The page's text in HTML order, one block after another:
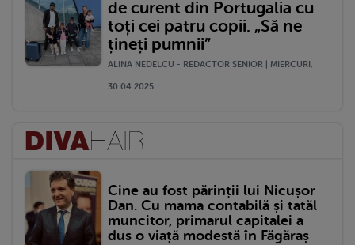
de curent din Portugalia cu
toți cei patru copii. „Să ne
țineți pumnii”
ALINA NEDELCU - REDACTOR SENIOR | MIERCURI,
30.04.2025
Cine au fost părinții lui Nicușor
Dan. Cu mama contabilă și tatăl
muncitor, primarul capitalei a
dus o viață modestă în Făgăraș